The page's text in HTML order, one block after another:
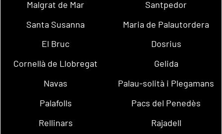
Malgrat de Mar
Santpedor
Santa Susanna
Maria de Palautordera
El Bruc
Dosrius
Cornellà de Llobregat
Gelida
Navas
Palau-solità i Plegamans
Palafolls
Pacs del Penedès
Rellinars
Rajadell